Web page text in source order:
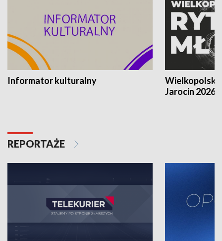
Informator kulturalny
Jarocin 2026
REPORTAŻE